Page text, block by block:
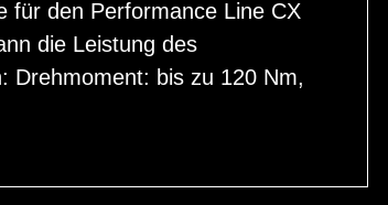
für den Performance Line CX
die Leistung des
Drehmoment: bis zu 120 Nm,